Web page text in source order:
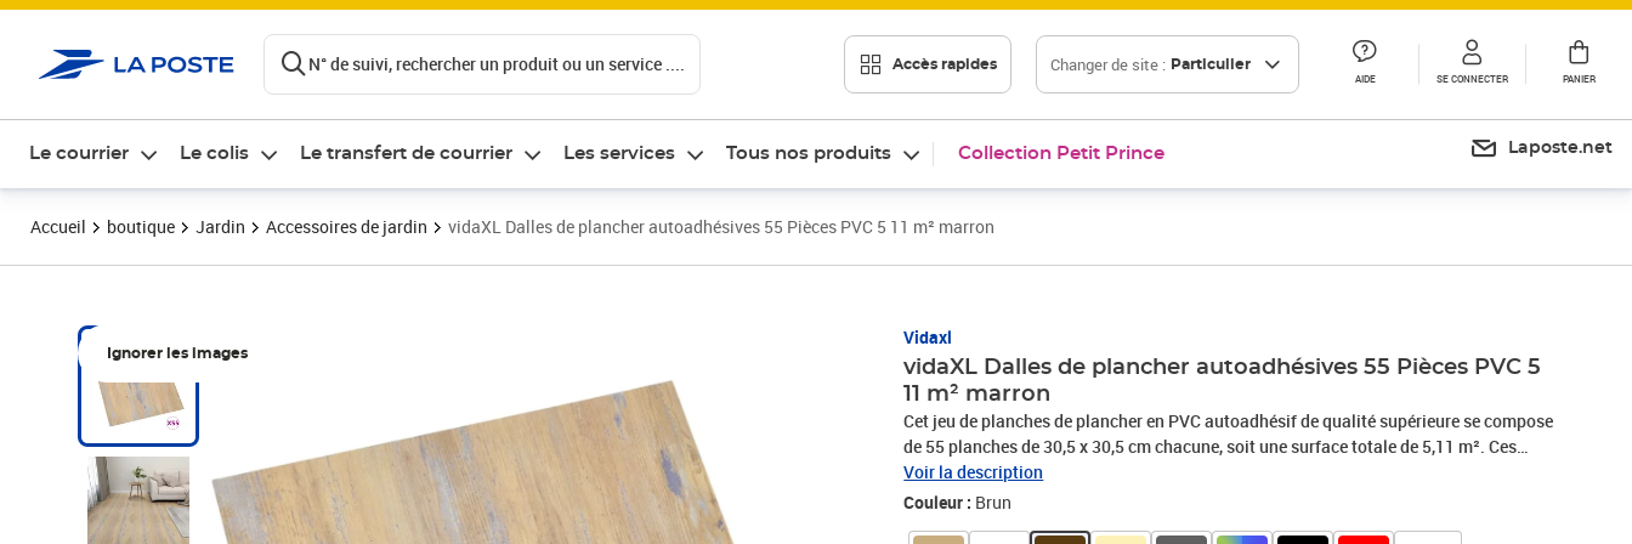
N° de suivi, rechercher un produit ou un service .... Accès rapides Changer de site : Particulier
AIDE SE CONNECTER PANIER
Le courrier Le colis Le transfert de courrier Les services Tous nos produits Collection Petit Prince Laposte.net
Accueil boutique Jardin Accessoires de jardin vidaXL Dalles de plancher autoadhésives 55 Pièces PVC 5 11 m² marron
Ignorer les images
Vidaxl
vidaXL Dalles de plancher autoadhésives 55 Pièces PVC 5
11 m² marron
Cet jeu de planches de plancher en PVC autoadhésif de qualité supérieure se compose
de 55 planches de 30,5 x 30,5 cm chacune, soit une surface totale de 5,11 m². Ces
dalles de plancher en PVC ressemblent à une texture naturelle authentique grâce leur
motif imité tout en offrant plus de durabilité et moins d'entretien. Ces dalles sont
Voir la description
Couleur : Brun